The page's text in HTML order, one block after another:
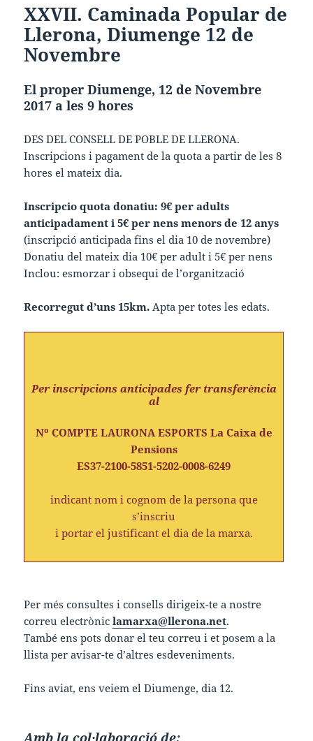
XXVII. Caminada Popular de
Llerona, Diumenge 12 de
Novembre
El proper Diumenge, 12 de Novembre
2017 a les 9 hores
DES DEL CONSELL DE POBLE DE LLERONA.
Inscripcions i pagament de la quota a partir de les 8
hores el mateix dia.
Inscripcio quota donatiu: 9€ per adults
anticipadament i 5€ per nens menors de 12 anys
(inscripció anticipada fins el dia 10 de novembre)
Donatiu del mateix dia 10€ per adult i 5€ per nens
Inclou: esmorzar i obsequi de l’organització
Recorregut d’uns 15km. Apta per totes les edats.
Per inscripcions anticipades fer transferència
al
Nº COMPTE LAURONA ESPORTS La Caixa de
Pensions
ES37-2100-5851-5202-0008-6249
indicant nom i cognom de la persona que
s’inscriu
i portar el justificant el dia de la marxa.
Per més consultes i consells dirigeix-te a nostre
correu electròniclamarxa@llerona.net.
També ens pots donar el teu correu i et posem a la
llista per avisar-te d’altres esdeveniments.
Fins aviat, ens veiem el Diumenge, dia 12.
Amb la col·laboració de: